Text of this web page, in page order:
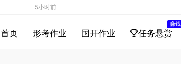
首页 形考作业 国开作业 任务悬赏
赚钱
5小时前
考试
5小时前